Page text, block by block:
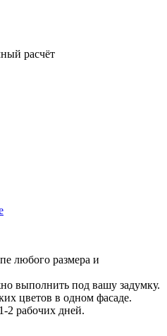
расчёт
любого размера и
выполнить под вашу задумку.
цветов в одном фасаде.
2 рабочих дней.